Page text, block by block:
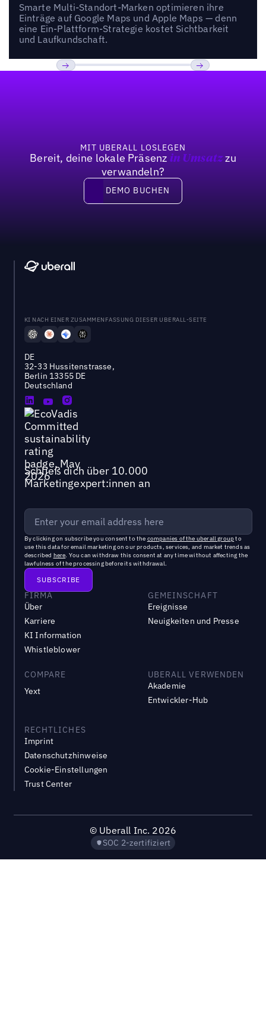
Smarte Multi-Standort-Marken optimieren ihre
Einträge auf Google Maps und Apple Maps — denn
eine Ein-Plattform-Strategie kostet Sichtbarkeit
und Laufkundschaft.
MIT UBERALL LOSLEGEN
Bereit, deine lokale Präsenz in Umsatzzu
verwandeln?
DEMO BUCHEN
DEMO BUCHEN
KI NACH EINER ZUSAMMENFASSUNG DIESER UBERALL-SEITE
DE
32-33 Hussitenstrasse,
Berlin 13355 DE
Deutschland
Schließ dich über 10.000
Marketingexpert:innen an
By clicking on subscribe you consent to the companies of the uberall groupto
use this data for email marketing on our products, services, and market trends as
described here. You can withdraw this consent at any time without affecting the
lawfulness of the processing before its withdrawal.
FIRMA
Über
Karriere
KI Information
Whistleblower
GEMEINSCHAFT
Ereignisse
Neuigkeiten und Presse
COMPARE
Yext
UBERALL VERWENDEN
Akademie
Entwickler-Hub
RECHTLICHES
Imprint
Datenschutzhinweise
Cookie-Einstellungen
Trust Center
© Uberall Inc. 2026
SOC 2-zertifiziert